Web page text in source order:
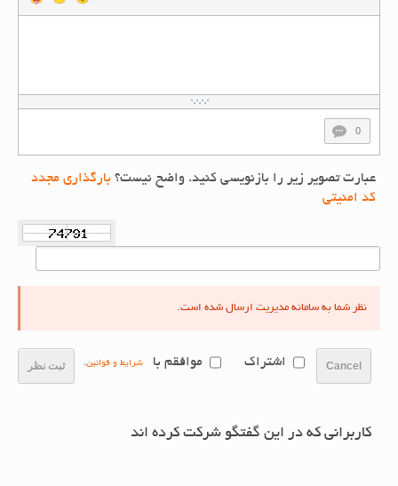
عبارت تصویر زیر را بازنویسی کنید. واضح نیست؟بارگذاری مجدد
کد امنیتی
نظر شما به سامانه مدیریت ارسال شده است.
ثبت نظر Cancel اشتراک موافقم با شرایط و قوانین.
کاربرانی که در این گفتگو شرکت کرده اند